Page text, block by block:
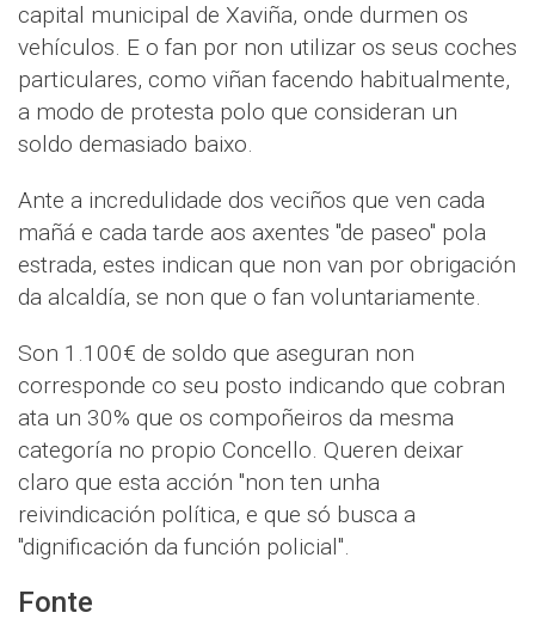
capital municipal de Xaviña, onde durmen os
vehículos. E o fan por non utilizar os seus coches
particulares, como viñan facendo habitualmente,
a modo de protesta polo que consideran un
soldo demasiado baixo.
Ante a incredulidade dos veciños que ven cada
mañá e cada tarde aos axentes "de paseo" pola
estrada, estes indican que non van por obrigación
da alcaldía, se non que o fan voluntariamente.
Son 1.100€ de soldo que aseguran non
corresponde co seu posto indicando que cobran
ata un 30% que os compoñeiros da mesma
categoría no propio Concello. Queren deixar
claro que esta acción "non ten unha
reivindicación política, e que só busca a
"dignificación da función policial".
Fonte